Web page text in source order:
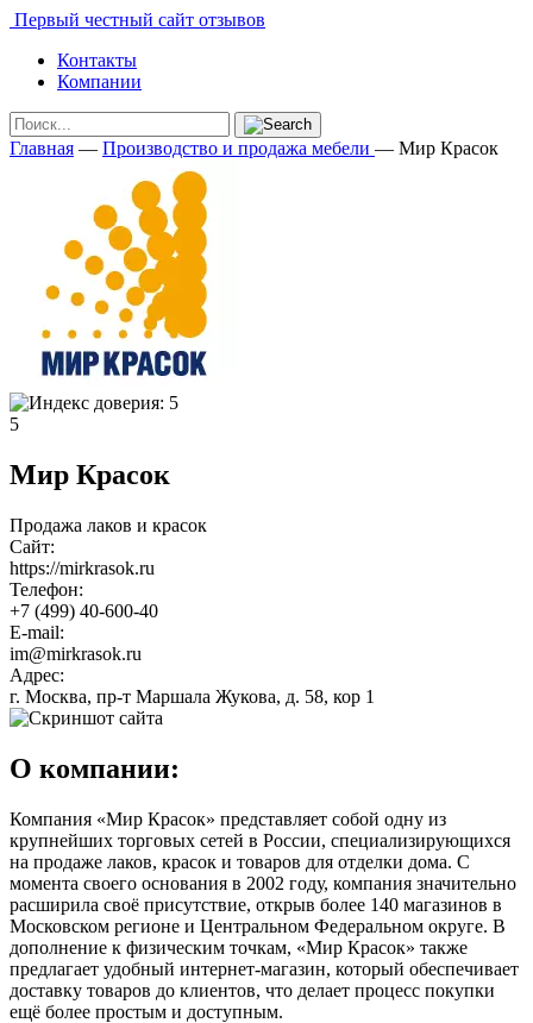
Первый честный сайт отзывов
Контакты
Компании
Главная — Производство и продажа мебели — Мир Красок
5
Мир Красок
Продажа лаков и красок
Сайт:
https://mirkrasok.ru
Телефон:
+7 (499) 40-600-40
E-mail:
im@mirkrasok.ru
Адрес:
г. Москва, пр-т Маршала Жукова, д. 58, кор 1
О компании:
Компания «Мир Красок» представляет собой одну из
крупнейших торговых сетей в России, специализирующихся
на продаже лаков, красок и товаров для отделки дома. С
момента своего основания в 2002 году, компания значительно
расширила своё присутствие, открыв более 140 магазинов в
Московском регионе и Центральном Федеральном округе. В
дополнение к физическим точкам, «Мир Красок» также
предлагает удобный интернет-магазин, который обеспечивает
доставку товаров до клиентов, что делает процесс покупки
ещё более простым и доступным.